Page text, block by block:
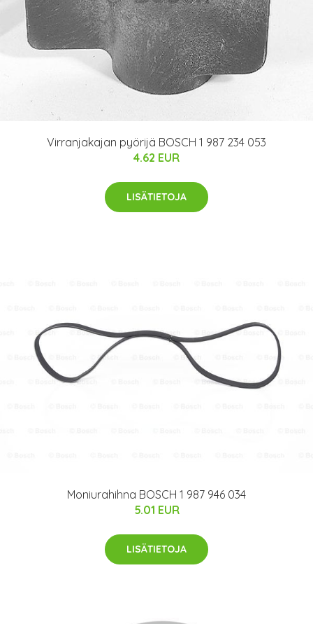
Virranjakajan pyörijä BOSCH 1 987 234 053
4.62 EUR
LISÄTIETOJA
Moniurahihna BOSCH 1 987 946 034
5.01 EUR
LISÄTIETOJA